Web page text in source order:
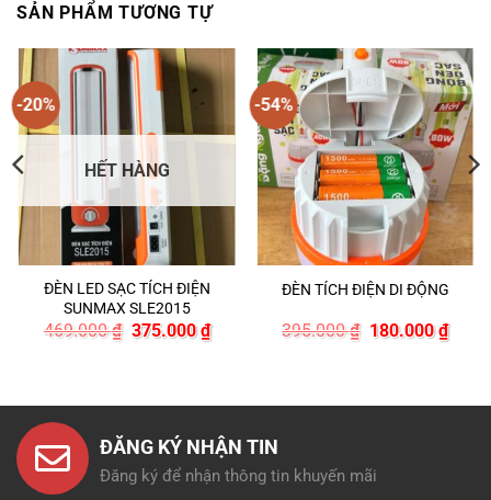
SẢN PHẨM TƯƠNG TỰ
-20%
HẾT HÀNG
ĐÈN LED SẠC TÍCH ĐIỆN
SUNMAX SLE2015
469.000₫ Giá
375.000₫Giá
hiện
-54%
ĐÈN TÍCH ĐIỆN DI ĐỘNG
395.000₫ Giá
180.000₫Giá
hiện
ĐĂNG KÝ NHẬN TIN
Đăng ký để nhận thông tin khuyến mãi